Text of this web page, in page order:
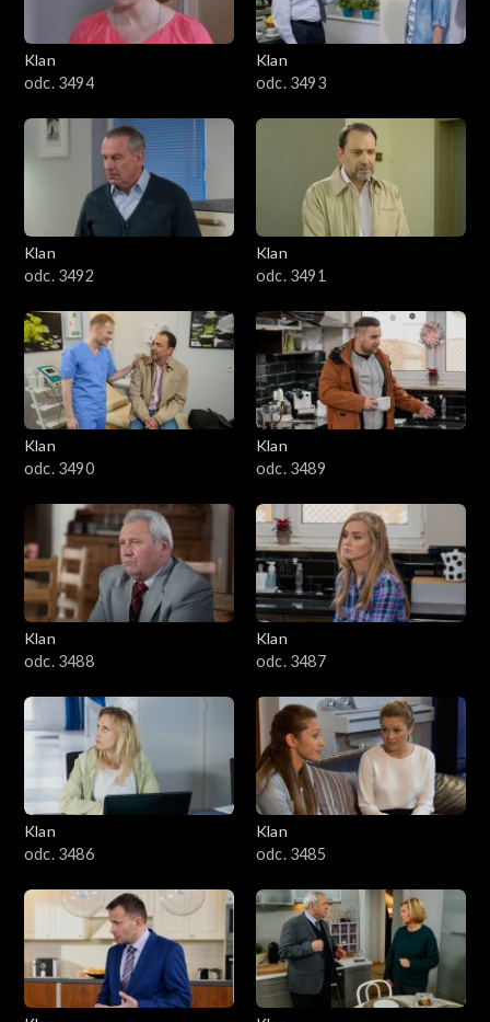
3401–3500
3201–3300
3101–3200
3001–3100
2901–3000
2801–2900
2701–2800
2501–2600
2401–2500
2301–2400
2201–2300
2101–2200
2001–2100
1901–2000
1801–1900
1701–1800
Klan
odc. 3494
Klan
odc. 3493
Klan
odc. 3492
Klan
odc. 3491
Klan
odc. 3490
Klan
odc. 3489
Klan
odc. 3488
Klan
odc. 3487
Klan
odc. 3486
Klan
odc. 3485